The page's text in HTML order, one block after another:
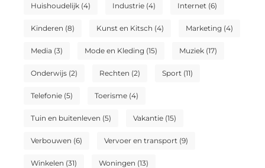
Huishoudelijk(4) Industrie(4) Internet (6)
Kinderen (8) Kunst en Kitsch (4) Marketing (4)
Media (3) Mode en Kleding (15) Muziek(17)
Onderwijs(2) Rechten (2) Sport (11)
Telefonie(5) Toerisme(4)
Tuin en buitenleven (5) Vakantie(15)
Verbouwen (6) Vervoer en transport (9)
Winkelen (31) Woningen (13)